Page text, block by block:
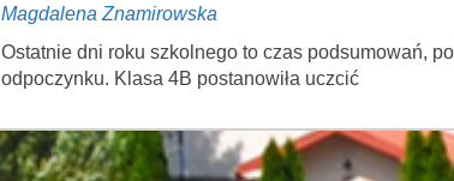
Magdalena Znamirowska
Ostatnie dni roku szkolnego to czas podsumowań,
odpoczynku. Klasa 4B postanowiła uczcić